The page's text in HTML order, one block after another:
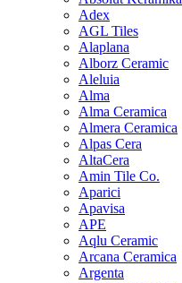
Adex
AGL Tiles
Alaplana
Alborz Ceramic
Aleluia
Alma
Alma Ceramica
Almera Ceramica
Alpas Cera
AltaCera
Amin Tile Co.
Aparici
Apavisa
APE
Aqlu Ceramic
Arcana Ceramica
Argenta